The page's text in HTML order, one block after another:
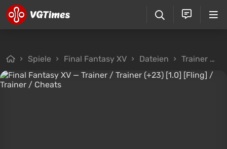
Spiele Final Fantasy XV Dateien Trainer